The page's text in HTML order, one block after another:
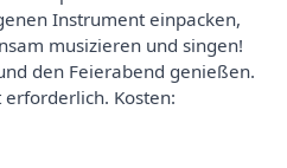
Instrument einpacken,
musizieren und singen!
den Feierabend genießen.
Kosten: